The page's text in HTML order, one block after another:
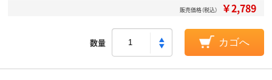
販売価格（税込） ￥2,789
数量 カゴへ